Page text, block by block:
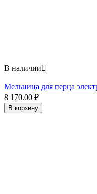
В наличии
Мельница для перца
8 170.00 ₽
В корзину